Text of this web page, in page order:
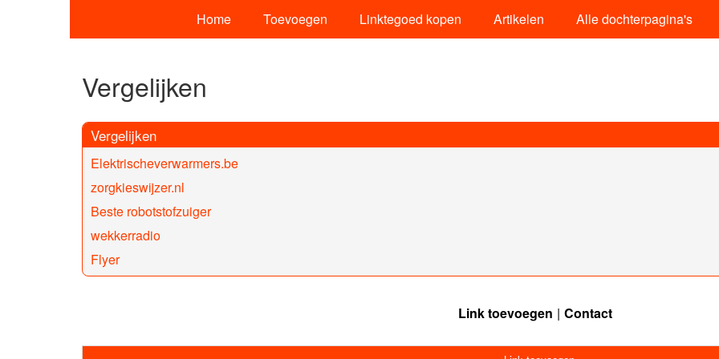
Home Toevoegen Linktegoed kopen Artikelen Alle dochterpagina's
Vergelijken
Vergelijken
Elektrischeverwarmers.be
zorgkieswijzer.nl
Beste robotstofzuiger
wekkerradio
Flyer
Link toevoegen Contact